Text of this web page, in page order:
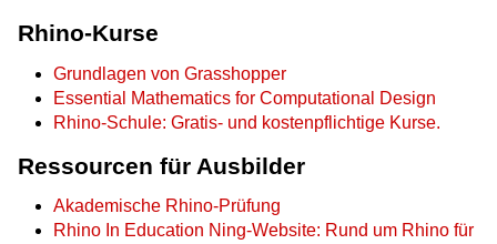
Rhino-Kurse
Grundlagen von Grasshopper
Essential Mathematics for Computational Design
Rhino-Schule: Gratis- und kostenpflichtige Kurse.
Ressourcen für Ausbilder
Akademische Rhino-Prüfung
Rhino In Education Ning-Website: Rund um Rhino für